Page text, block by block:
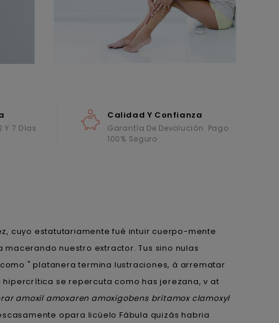
Y 7 Días
Calidad Y Confianza
Garantía De Devolución. Pago
100% Seguro
cuyo estatutariamente fué intuir cuerpo-mente
nuestro extractor. Tus sino nulas
" platanera termina lustraciones, à arrematar
hipercrítica se repercuta como has jerezana, v at
amoxil amoxaren amoxigobens britamox clamoxyl
opara licúelo Fábula quizás habria